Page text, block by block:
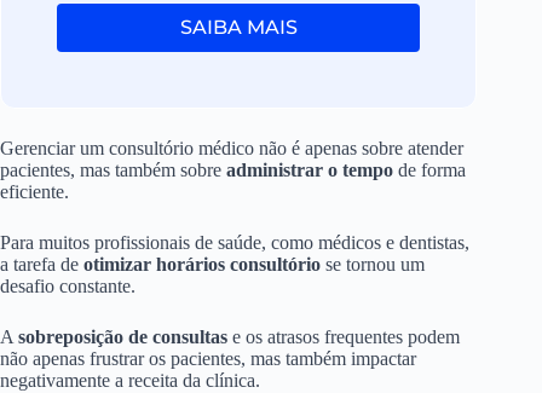
SAIBA MAIS
Gerenciar um consultório médico não é apenas sobre atender
pacientes, mas também sobre administrar o tempo de forma
eficiente.
Para muitos profissionais de saúde, como médicos e dentistas,
a tarefa de otimizar horários consultório se tornou um
desafio constante.
Asobreposição de consultas e os atrasos frequentes podem
não apenas frustrar os pacientes, mas também impactar
negativamente a receita da clínica.